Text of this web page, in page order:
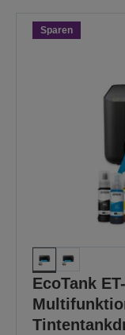
Sparen
EcoTank